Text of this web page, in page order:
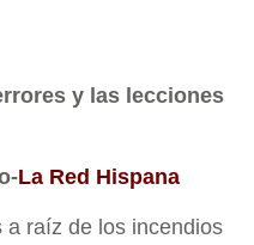
y las lecciones
La Red Hispana
a raíz de los incendios